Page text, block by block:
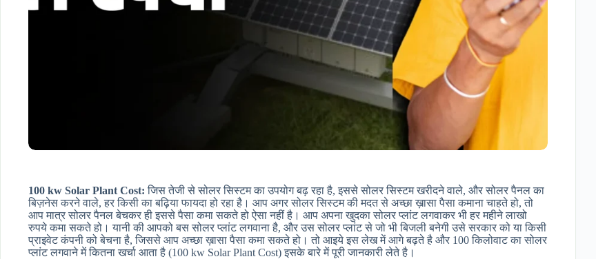
100 kw Solar Plant Cost: जिस तेजी से सोलर सिस्टम का उपयोग बढ़ रहा है, इससे सोलर सिस्टम खरीदने वाले, और सोलर पैनल का
बिज़नेस करने वाले, हर किसी का बढ़िया फायदा हो रहा है। आप अगर सोलर सिस्टम की मदत से अच्छा ख़ासा पैसा कमाना चाहते हो, तो
आप मात्र सोलर पैनल बेचकर ही इससे पैसा कमा सकते हो ऐसा नहीं है। आप अपना खुदका सोलर प्लांट लगवाकर भी हर महीने लाखो
रुपये कमा सकते हो। यानी की आपको बस सोलर प्लांट लगवाना है, और उस सोलर प्लांट से जो भी बिजली बनेगी उसे सरकार को या किसी
प्राइवेट कंपनी को बेचना है, जिससे आप अच्छा ख़ासा पैसा कमा सकते हो। तो आइये इस लेख में आगे बढ़ते है और 100 किलोवाट का सोलर
प्लांट लगवाने में कितना खर्चा आता है (100 kw Solar Plant Cost) इसके बारे में पूरी जानकारी लेते है।